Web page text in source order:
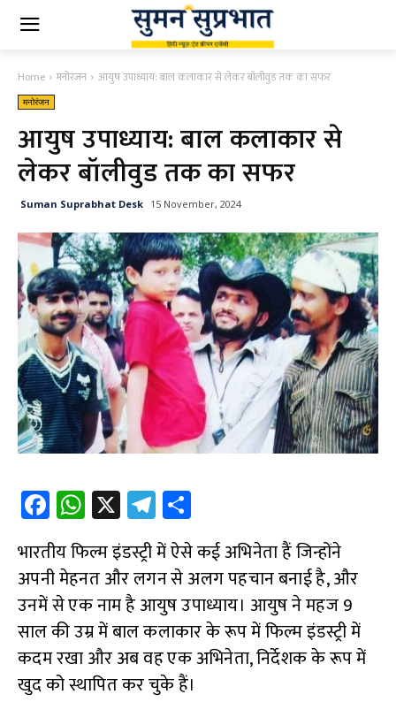
Home मनोरंजन आयुष उपाध्याय: बाल कलाकार से लेकर बॉलीवुड तक का सफर
मनोरंजन
आयुष उपाध्याय: बाल कलाकार से
लेकर बॉलीवुड तक का सफर
Suman Suprabhat Desk 15 November, 2024
Fa
ce
b
o
o
k
W
h
at
s
A
p
p
X Te
le
gr
a
m
ar
e
भारतीय फिल्म इंडस्ट्री में ऐसे कई अभिनेता हैं जिन्होंने
अपनी मेहनत और लगन से अलग पहचान बनाई है, और
उनमें से एक नाम है आयुष उपाध्याय। आयुष ने महज 9
साल की उम्र में बाल कलाकार के रूप में फिल्म इंडस्ट्री में
कदम रखा और अब वह एक अभिनेता, निर्देशक के रूप में
खुद को स्थापित कर चुके हैं।